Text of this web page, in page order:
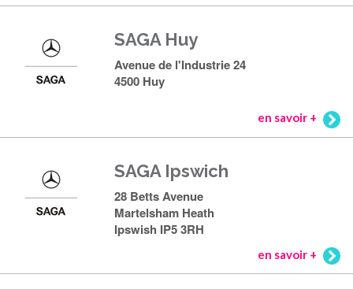
SAGA Huy
Avenue de l'Industrie 24
4500 Huy
en savoir +
SAGA Ipswich
28 Betts Avenue
Martelsham Heath
Ipswish IP5 3RH
en savoir +